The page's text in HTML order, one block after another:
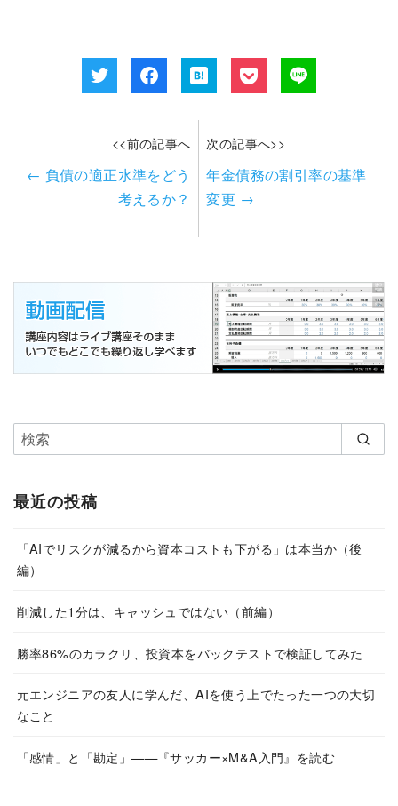
<<前の記事へ
← 負債の適正水準をどう
考えるか？
次の記事へ>>
年金債務の割引率の基準
変更 →
最近の投稿
「AIでリスクが減るから資本コストも下がる」は本当か（後
編）
削減した1分は、キャッシュではない（前編）
勝率86%のカラクリ、投資本をバックテストで検証してみた
元エンジニアの友人に学んだ、AIを使う上でたった一つの大切
なこと
「感情」と「勘定」——『サッカー×M&A入門』を読む